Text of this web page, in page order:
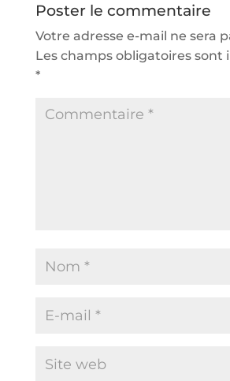
Poster le commentaire
Votre adresse e-mail ne sera
Les champs obligatoires sont
*